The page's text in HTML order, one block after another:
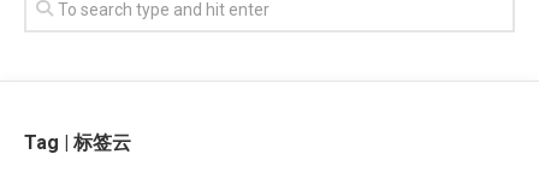
Tag | 标签云